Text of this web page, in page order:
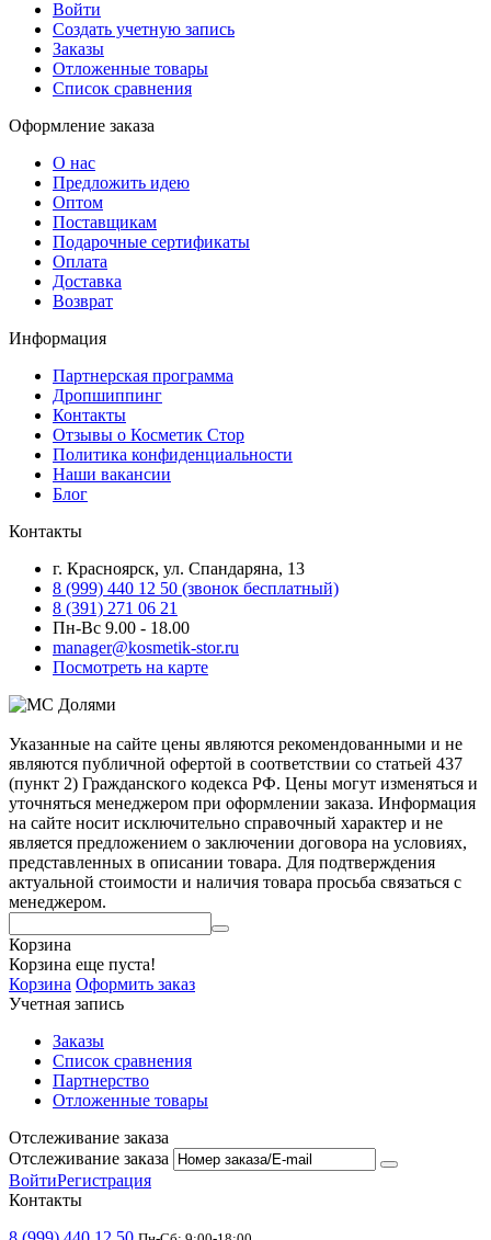
Войти
Создать учетную запись
Заказы
Отложенные товары
Список сравнения
Оформление заказа
О нас
Предложить идею
Оптом
Поставщикам
Подарочные сертификаты
Оплата
Доставка
Возврат
Информация
Партнерская программа
Дропшиппинг
Контакты
Отзывы о Косметик Стор
Политика конфиденциальности
Наши вакансии
Блог
Контакты
г. Красноярск, ул. Спандаряна, 13
8 (999) 440 12 50 (звонок бесплатный)
8 (391) 271 06 21
Пн-Вс 9.00 - 18.00
manager@kosmetik-stor.ru
Посмотреть на карте
Указанные на сайте цены являются рекомендованными и не
являются публичной офертой в соответствии со статьей 437
(пункт 2) Гражданского кодекса РФ. Цены могут изменяться и
уточняться менеджером при оформлении заказа. Информация
на сайте носит исключительно справочный характер и не
является предложением о заключении договора на условиях,
представленных в описании товара. Для подтверждения
актуальной стоимости и наличия товара просьба связаться с
менеджером.
Корзина
Корзина еще пуста!
Корзина Оформить заказ
Учетная запись
Заказы
Список сравнения
Партнерство
Отложенные товары
Отслеживание заказа
Отслеживание заказа
ВойтиРегистрация
Контакты